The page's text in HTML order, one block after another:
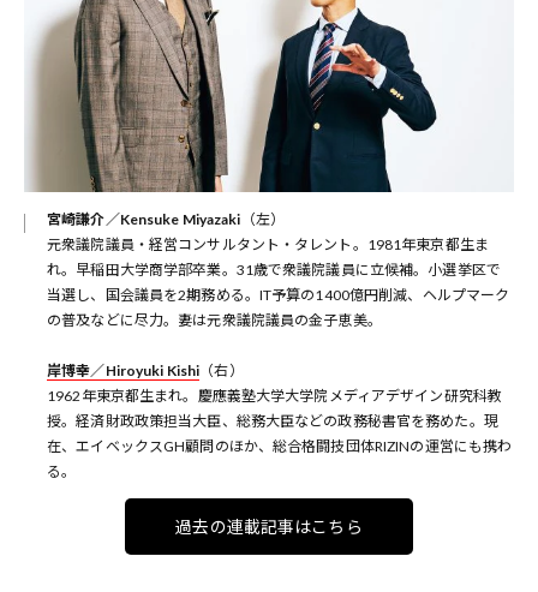
宮崎謙介／Kensuke Miyazaki （左）
元衆議院議員・経営コンサルタント・タレント。1981年東京都生ま
れ。早稲田大学商学部卒業。31歳で衆議院議員に立候補。小選挙区で
当選し、国会議員を2期務める。IT予算の1400億円削減、ヘルプマーク
の普及などに尽力。妻は元衆議院議員の金子恵美。
岸博幸／Hiroyuki Kishi （右）
1962年東京都生まれ。慶應義塾大学大学院メディアデザイン研究科教
授。経済財政政策担当大臣、総務大臣などの政務秘書官を務めた。現
在、エイベックスGH顧問のほか、総合格闘技団体RIZINの運営にも携わ
る。
過去の連載記事はこちら